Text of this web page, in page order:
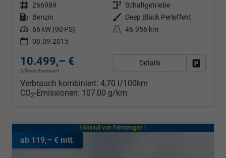
Fahrzeugnr. 266989 Getriebe Schaltgetriebe
Kraftstoff Benzin Außenfarbe
Deep Black Perleffekt
Leistung 66 kW (90 PS) Kilometerstand 46.956 km
08.09.2015
10.499,– €
Differenzbesteuert
Details
Verbrauch kombiniert: 4,70 l/100km
CO2-Emissionen: 107,00 g/km
ab 119,– € mtl.